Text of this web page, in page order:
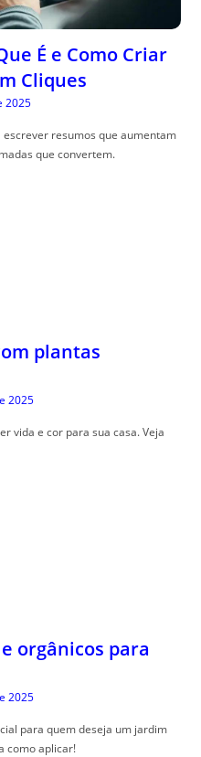
É e Como Criar
Cliques
2025
resumos que aumentam
que convertem.
plantas
2025
vida e cor para sua casa. Veja
orgânicos para
2025
para quem deseja um jardim
como aplicar!